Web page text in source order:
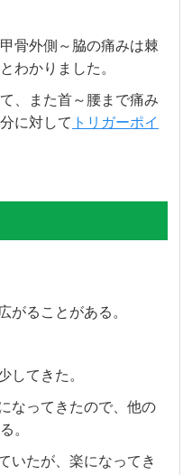
骨外側～脇の痛みは棘
わかりました。
、また首～腰まで痛み
に対して トリガーポイ
がることがある。
してきた。
なってきたので、他の
。
いたが、楽になってき